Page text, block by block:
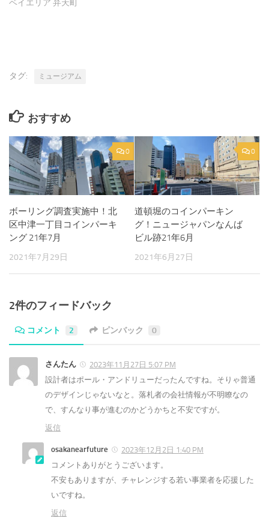
ベイエリア 弁天町
タグ: ミュージアム
おすすめ
0
ボーリング調査実施中！北
区中津一丁目コインパーキ
ング 21年7月
2021年7月29日
0
道頓堀のコインパーキン
グ！ニュージャパンなんば
ビル跡21年6月
2021年6月27日
2件のフィードバック
コメント 2 ピンバック 0
さんたん
2023年11月27日 5:07 PM
設計者はポール・アンドリューだったんですね。そりゃ普通
のデザインじゃないなと。落札者の会社情報が不明瞭なの
で、すんなり事が進むのかどうかちと不安ですが。
返信
osakanearfuture
2023年12月2日 1:40 PM
コメントありがとうございます。
不安もありますが、チャレンジする若い事業者を応援した
いですね。
返信